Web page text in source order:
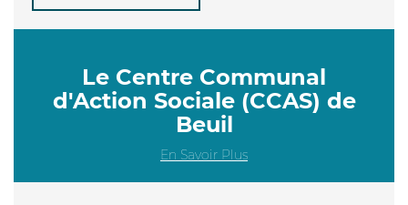
Le Centre Communal
d'Action Sociale (CCAS) de
Beuil
En Savoir Plus